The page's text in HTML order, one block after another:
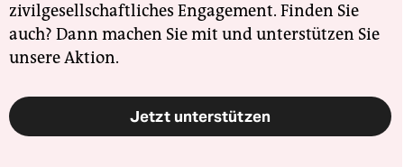
zivilgesellschaftliches Engagement. Finden Sie
auch? Dann machen Sie mit und unterstützen Sie
unsere Aktion.
Jetzt unterstützen